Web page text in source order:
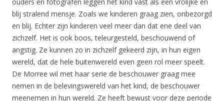
blij stralend mensje. Zoals we kinderen graag zien, onbezorgd
en blij. Echter zijn kinderen veel meer dan dat ene deel van
zichzelf. Het is ook boos, teleurgesteld, beschouwend of
angstig. Ze kunnen zo in zichzelf gekeerd zijn, in hun eigen
wereld, dat de hele buitenwereld even geen rol meer speelt.
De Morree wil met haar serie de beschouwer graag mee
nemen in de belevingswereld van het kind, de beschouwer
meenemen in hun wereld. Ze heeft bewust voor deze periode